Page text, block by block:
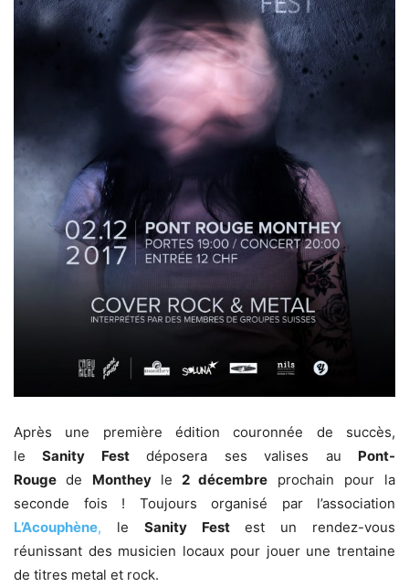
Après une première édition couronnée de succès,
leSanity Festdéposera ses valises au Pont-
Rouge de Monthey le 2 décembre prochain pour la
seconde fois ! Toujours organisé par l’association
L’Acouphène, le Sanity Fest est un rendez-vous
réunissant des musicien locaux pour jouer une trentaine
de titres metal et rock.